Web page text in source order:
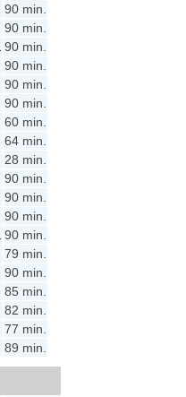
90 min.
90 min.
90 min.
90 min.
90 min.
90 min.
60 min.
64 min.
28 min.
90 min.
90 min.
90 min.
90 min.
79 min.
90 min.
85 min.
82 min.
77 min.
89 min.